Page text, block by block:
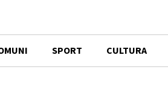
SPORT CULTURA